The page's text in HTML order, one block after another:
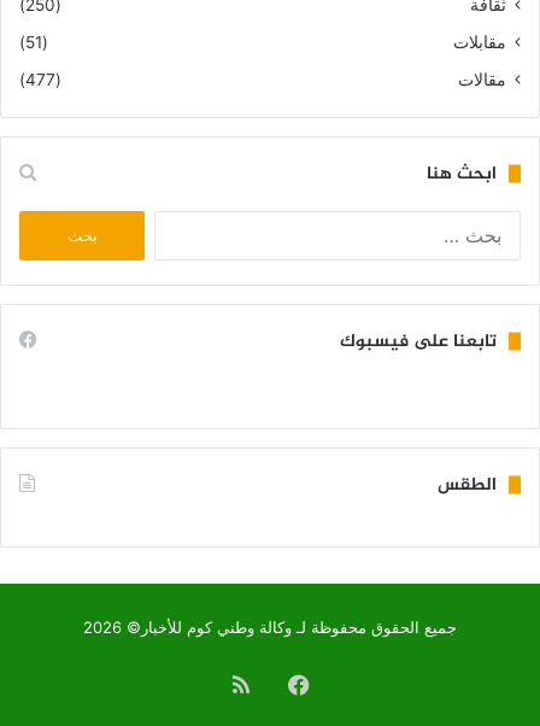
ثقافة
(250)
مقابلات
(51)
مقالات
(477)
ابحث هنا
تابعنا على فيسبوك
الطقس
جميع الحقوق محفوظة لـ وكالة وطني كوم للأخبار© 2026
فيسبوكملخص